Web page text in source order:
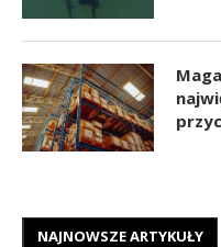
NAJNOWSZE ARTYKUŁY